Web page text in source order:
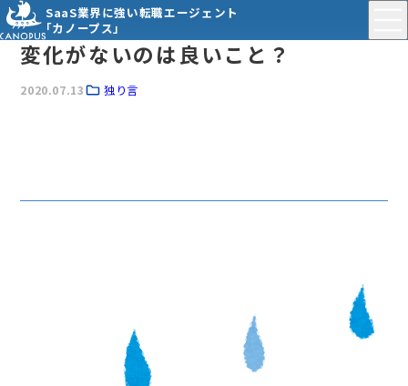
SaaS業界に強い転職エージェント
「カノープス」
変化がないのは良いこと？
2020.07.13 独り言